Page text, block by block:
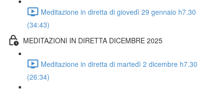
Meditazione in diretta di giovedì 29 gennaio h7.30
(34:43)
MEDITAZIONI IN DIRETTA DICEMBRE 2025
Meditazione in diretta di martedì 2 dicembre h7.30
(26:34)